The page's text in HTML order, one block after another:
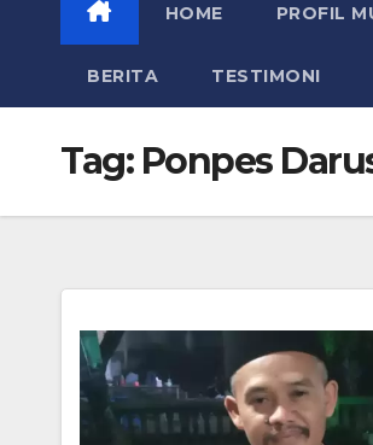
HOME PROFIL
BERITA TESTIMONI
Tag: Ponpes